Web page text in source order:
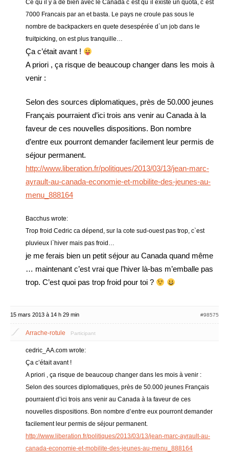
Ce qu il y a de bien avec le Canada c`est qu`il existe un quota, c`est
7000 Francais par an et basta. Le pays ne croule pas sous le
nombre de backpackers en quete desespérée d`un job dans le
fruitpicking, on est plus tranquille…
Ça c’était avant !
A priori , ça risque de beaucoup changer dans les mois à
venir :
Selon des sources diplomatiques, près de 50.000 jeunes
Français pourraient d’ici trois ans venir au Canada à la
faveur de ces nouvelles dispositions. Bon nombre
d’entre eux pourront demander facilement leur permis de
séjour permanent.
http://www.liberation.fr/politiques/2013/03/13/jean-marc-
ayrault-au-canada-economie-et-mobilite-des-jeunes-au-
menu_888164
Bacchus wrote:
Trop froid Cedric ca dépend, sur la cote sud-ouest pas trop, c`est
pluvieux l`hiver mais pas froid…
je me ferais bien un petit séjour au Canada quand même
… maintenant c’est vrai que l’hiver là-bas m’emballe pas
trop. C’est quoi pas trop froid pour toi ?
15 mars 2013 à 14 h 29 min #98575
Arrache-rotule Participant
cedric_AA.com wrote:
Ça c’était avant !
A priori , ça risque de beaucoup changer dans les mois à venir :
Selon des sources diplomatiques, près de 50.000 jeunes Français
pourraient d’ici trois ans venir au Canada à la faveur de ces
nouvelles dispositions. Bon nombre d’entre eux pourront demander
facilement leur permis de séjour permanent.
http://www.liberation.fr/politiques/2013/03/13/jean-marc-ayrault-au-
canada-economie-et-mobilite-des-jeunes-au-menu_888164